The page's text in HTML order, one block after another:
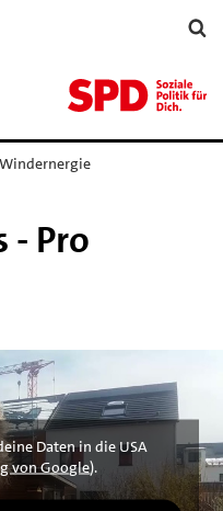
- Pro
Daten in die USA
von Google).